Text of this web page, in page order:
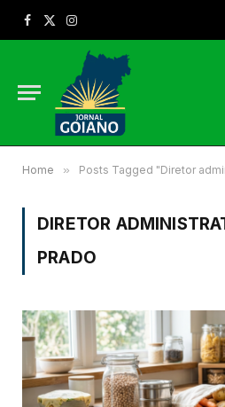
Facebook
X
Instagram
Home » Posts Tagged "Diretor
DIRETOR
PRADO